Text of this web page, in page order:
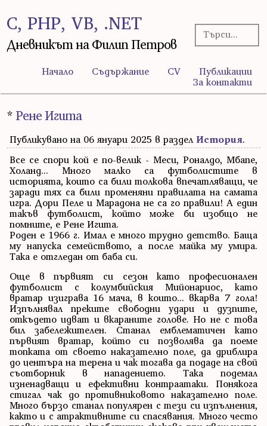
C, PHP, VB, .NET
Дневникът на Филип Петров
Начало Съдържание CV
Публикации
За контакти
* Рене Игита
Публикувано на 06 януари 2025 в раздел История.
Все се спори кой е по-велик - Меси, Роналдо, Мбапе,
Холанд... Много малко са футболистите в
историята, които са били толкова впечатляващи, че
заради тях са били променяни правилата на самата
игра. Дори Пеле и Марадона не са го правили! А един
такъв футболист, който може би изобщо не
помните, е Рене Игита.
Роден е 1966 г. Имал е много трудно детство. Баща
му напуска семейството, а после майка му умира.
Така е отгледан от баба си.
Още в първият си сезон като професионален
футболист с колумбийския Мийонариос, като
вратар изиграва 16 мача, в които... вкарва 7 гола!
Изпълнявал преките свободни удари и дузпите,
откъдето идват и вкараните голове. Но не с това
бил забележителен. Станал емблематичен като
първият вратар, който си позволява да поеме
топката от своето наказателно поле, да дриблира
до центъра на терена и чак тогава да подаде на свой
съотборник в нападението. Така подемал
изненадващи и ефективни контраатаки. Понякога
стигал чак до противниковото наказателно поле.
Много бързо станал популярен с тези си изпълнения,
както и с атрактивните си спасявания. Много често